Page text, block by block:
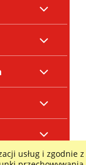
usług i zgodnie z